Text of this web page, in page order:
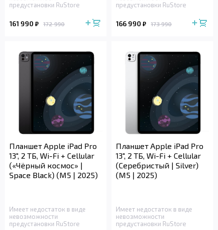
предустановки RuStore
161 990 ₽ 172 990
предустановки RuStore
166 990 ₽ 173 990
Планшет Apple iPad Pro
13", 2 ТБ, Wi-Fi + Cellular
(«Чёрный космос» |
Space Black) (M5 | 2025)
Имеет недостаток в виде
невозможности
предустановки RuStore
Планшет Apple iPad Pro
13", 2 ТБ, Wi-Fi + Cellular
(Серебристый | Silver)
(M5 | 2025)
Имеет недостаток в виде
невозможности
предустановки RuStore